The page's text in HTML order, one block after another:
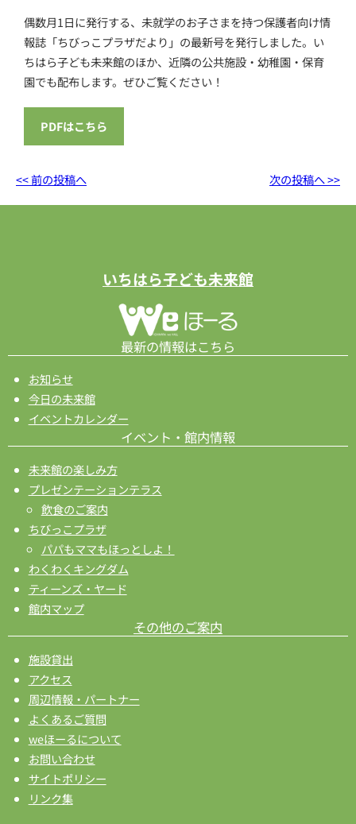
偶数月1日に発行する、未就学のお子さまを持つ保護者向け情
報誌「ちびっこプラザだより」の最新号を発行しました。い
ちはら子ども未来館のほか、近隣の公共施設・幼稚園・保育
園でも配布します。ぜひご覧ください！
PDFはこちら
<< 前の投稿へ 次の投稿へ >>
いちはら子ども未来館
最新の情報はこちら
お知らせ
今日の未来館
イベントカレンダー
イベント・館内情報
未来館の楽しみ方
プレゼンテーションテラス
飲食のご案内
ちびっこプラザ
パパもママもほっとしよ！
わくわくキングダム
ティーンズ・ヤード
館内マップ
その他のご案内
施設貸出
アクセス
周辺情報・パートナー
よくあるご質問
weほーるについて
お問い合わせ
サイトポリシー
リンク集